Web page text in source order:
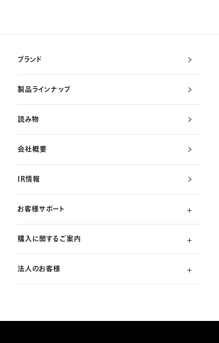
ブランド
製品ラインナップ
読み物
会社概要
IR情報
お客様サポート
よくあるご質問
部品・消耗品のご注文
購入に関するご案内
ご利用ガイド（初めての方）
法人のお客様